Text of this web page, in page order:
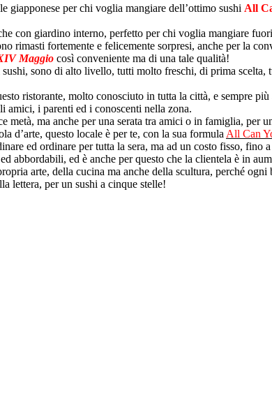
per chi voglia mangiare dell’ottimo sushi All
con giardino interno, perfetto per chi voglia mangiare
rimasti fortemente e felicemente sorpresi, anche per la
Maggio così conveniente ma di una tale qualità!
sono di alto livello, tutti molto freschi, di prima
ristorante, molto conosciuto in tutta la città, e sempre
amici, i parenti ed i conoscenti nella zona.
metà, ma anche per una serata tra amici o in famiglia, per
d’arte, questo locale è per te, con la sua formula All Can
ed ordinare per tutta la sera, ma ad un costo fisso, fino
abbordabili, ed è anche per questo che la clientela è in
arte, della cucina ma anche della scultura, perché ogni
lettera, per un sushi a cinque stelle!